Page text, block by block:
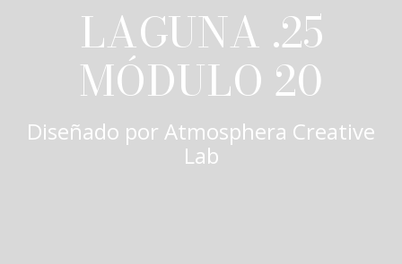
LAGUNA .25
MÓDULO 20
Diseñado por Atmosphera Creative
Lab